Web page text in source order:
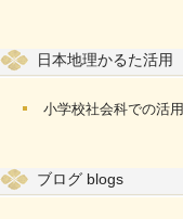
日本地理かるた活用
小学校社会科での活用
ブログ blogs